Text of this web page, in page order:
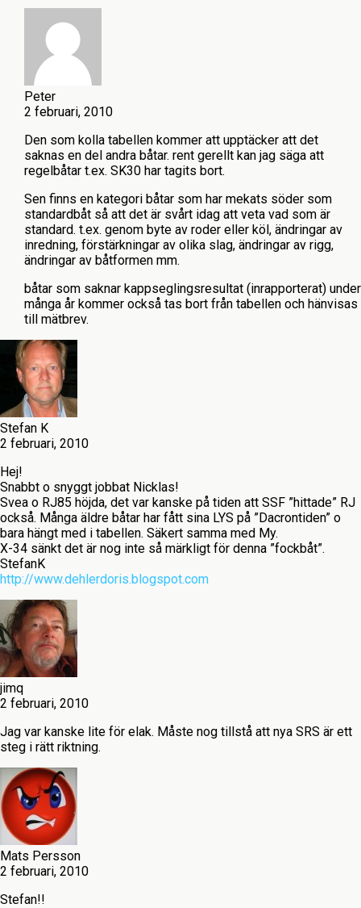
Peter
2 februari, 2010
Den som kolla tabellen kommer att upptäcker att det
saknas en del andra båtar. rent gerellt kan jag säga att
regelbåtar t.ex. SK30 har tagits bort.
Sen finns en kategori båtar som har mekats söder som
standardbåt så att det är svårt idag att veta vad som är
standard. t.ex. genom byte av roder eller köl, ändringar av
inredning, förstärkningar av olika slag, ändringar av rigg,
ändringar av båtformen mm.
båtar som saknar kappseglingsresultat (inrapporterat) under
många år kommer också tas bort från tabellen och hänvisas
till mätbrev.
Stefan K
2 februari, 2010
Hej!
Snabbt o snyggt jobbat Nicklas!
Svea o RJ85 höjda, det var kanske på tiden att SSF ”hittade” RJ
också. Många äldre båtar har fått sina LYS på ”Dacrontiden” o
bara hängt med i tabellen. Säkert samma med My.
X-34 sänkt det är nog inte så märkligt för denna ”fockbåt”.
StefanK
http://www.dehlerdoris.blogspot.com
jimq
2 februari, 2010
Jag var kanske lite för elak. Måste nog tillstå att nya SRS är ett
steg i rätt riktning.
Mats Persson
2 februari, 2010
Stefan!!